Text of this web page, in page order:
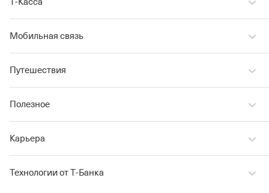
Мобильная связь
Путешествия
Полезное
Карьера
Технологии от Т‑Банка